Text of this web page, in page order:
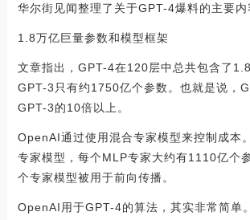
华尔街见闻整理了关于GPT-4爆料的主要内
1.8万亿巨量参数和模型框架
文章指出，GPT-4在120层中总共包含了
GPT-3只有约1750亿个参数。也就是说，
GPT-3的10倍以上。
OpenAI通过使用混合专家模型来控制成本
专家模型，每个MLP专家大约有1110亿个
个专家模型被用于前向传播。
OpenAI用于GPT-4的算法，其实非常简单